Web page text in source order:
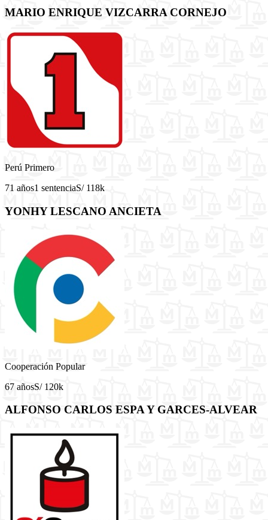
MARIO ENRIQUE VIZCARRA CORNEJO
Perú Primero
71 años1 sentenciaS/ 118k
YONHY LESCANO ANCIETA
Cooperación Popular
67 añosS/ 120k
ALFONSO CARLOS ESPA Y GARCES-ALVEAR